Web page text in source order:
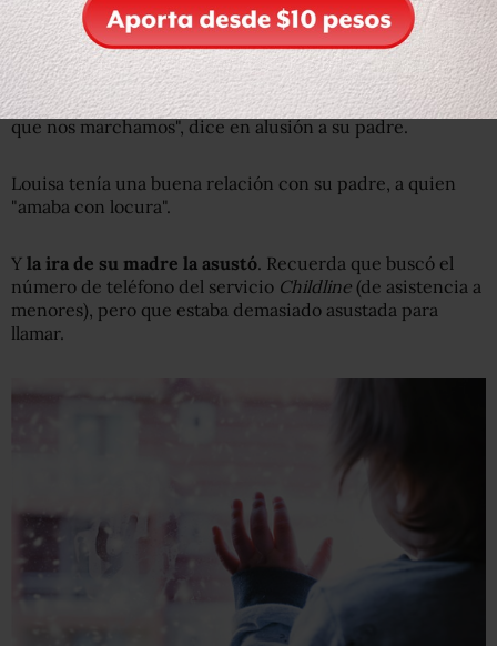
Louisa tenía 7 años cuando sus padres se separaron y ella
se fue a vivir con su madre.
"Siempre recuerdola culpabilidad de dejarle soloel día
que nos marchamos", dice en alusión a su padre.
Louisa tenía una buena relación con su padre, a quien
"amaba con locura".
Y la ira de su madre la asustó. Recuerda que buscó el
número de teléfono del servicio Childline (de asistencia a
menores), pero que estaba demasiado asustada para
llamar.